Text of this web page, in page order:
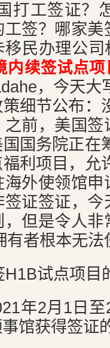
打工签证？
签？哪家
民办理公
内续签试点
，今天大
细节公布：
前，美国
国务院正在
利项目，允
外使领馆
证签证，
但是令人
有者根本无
H1B试点项目
年2月1日
馆获得签证